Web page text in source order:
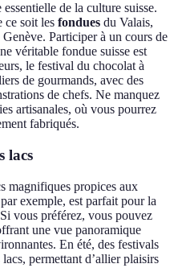
de la culture suisse.
ce soit les fondues du Valais,
Participer à un cours de
véritable fondue suisse est
le festival du chocolat à
de gourmands, avec des
de chefs. Ne manquez
artisanales, où vous pourrez
fabriqués.
lacs
magnifiques propices aux
exemple, est parfait pour la
vous préférez, vous pouvez
une vue panoramique
En été, des festivals
permettant d’allier plaisirs